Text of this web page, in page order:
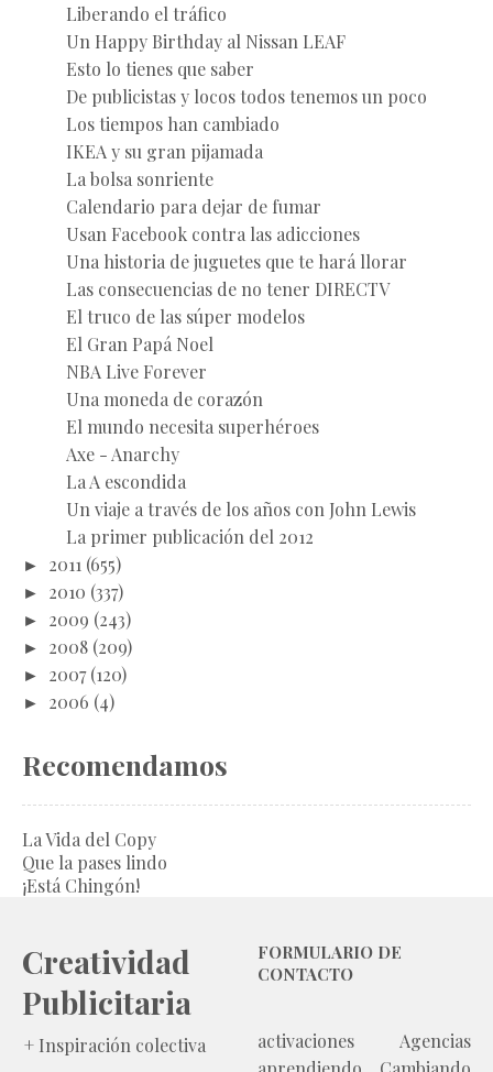
Liberando el tráfico
Un Happy Birthday al Nissan LEAF
Esto lo tienes que saber
De publicistas y locos todos tenemos un poco
Los tiempos han cambiado
IKEA y su gran pijamada
La bolsa sonriente
Calendario para dejar de fumar
Usan Facebook contra las adicciones
Una historia de juguetes que te hará llorar
Las consecuencias de no tener DIRECTV
El truco de las súper modelos
El Gran Papá Noel
NBA Live Forever
Una moneda de corazón
El mundo necesita superhéroes
Axe - Anarchy
La A escondida
Un viaje a través de los años con John Lewis
La primer publicación del 2012
► 2011 (655)
► 2010 (337)
► 2009 (243)
► 2008 (209)
► 2007 (120)
► 2006 (4)
Recomendamos
La Vida del Copy
Que la pases lindo
¡Está Chingón!
Creatividad
Publicitaria
+ Inspiración colectiva
FORMULARIO DE
CONTACTO
activaciones
Agencias